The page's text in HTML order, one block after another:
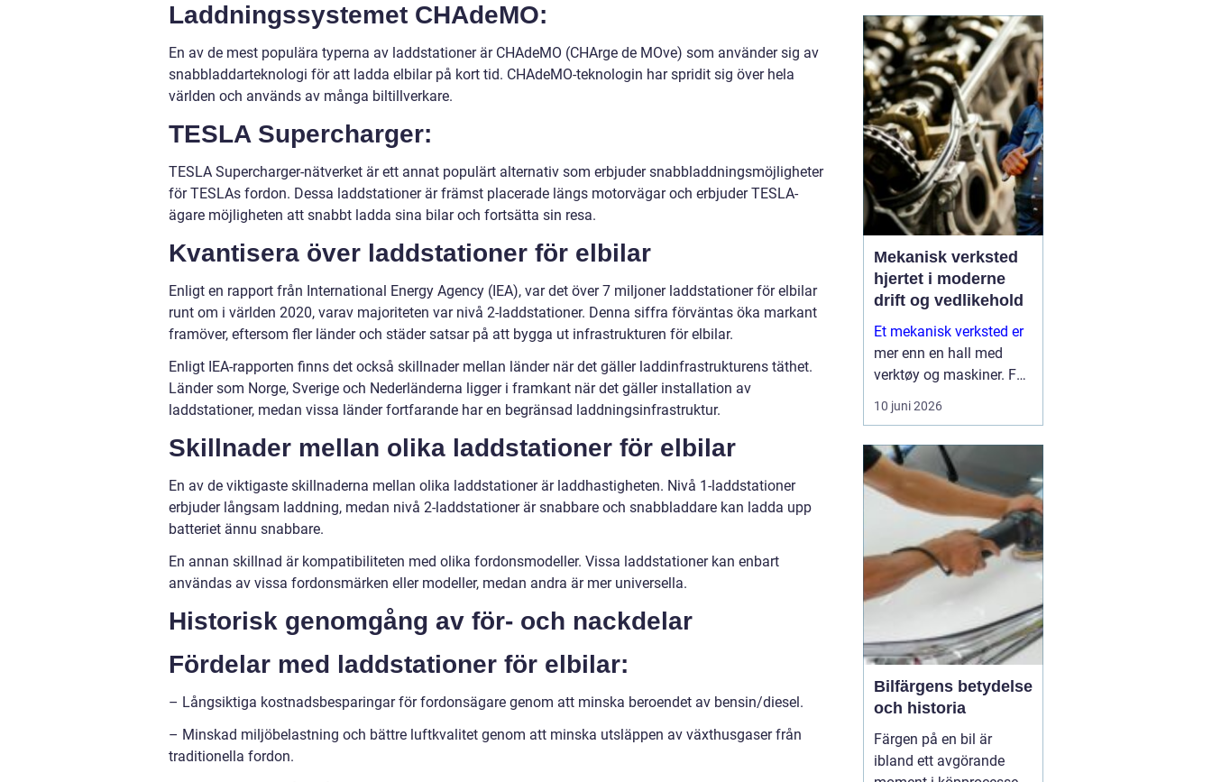
Laddningssystemet CHAdeMO:
En av de mest populära typerna av laddstationer är CHAdeMO (CHArge de MOve) som använder sig av
snabbladdarteknologi för att ladda elbilar på kort tid. CHAdeMO-teknologin har spridit sig över hela
världen och används av många biltillverkare.
TESLA Supercharger:
TESLA Supercharger-nätverket är ett annat populärt alternativ som erbjuder snabbladdningsmöjligheter
för TESLAs fordon. Dessa laddstationer är främst placerade längs motorvägar och erbjuder TESLA-
ägare möjligheten att snabbt ladda sina bilar och fortsätta sin resa.
Kvantisera över laddstationer för elbilar
Enligt en rapport från International Energy Agency (IEA), var det över 7 miljoner laddstationer för elbilar
runt om i världen 2020, varav majoriteten var nivå 2-laddstationer. Denna siffra förväntas öka markant
framöver, eftersom fler länder och städer satsar på att bygga ut infrastrukturen för elbilar.
Enligt IEA-rapporten finns det också skillnader mellan länder när det gäller laddinfrastrukturens täthet.
Länder som Norge, Sverige och Nederländerna ligger i framkant när det gäller installation av
laddstationer, medan vissa länder fortfarande har en begränsad laddningsinfrastruktur.
Skillnader mellan olika laddstationer för elbilar
En av de viktigaste skillnaderna mellan olika laddstationer är laddhastigheten. Nivå 1-laddstationer
erbjuder långsam laddning, medan nivå 2-laddstationer är snabbare och snabbladdare kan ladda upp
batteriet ännu snabbare.
En annan skillnad är kompatibiliteten med olika fordonsmodeller. Vissa laddstationer kan enbart
användas av vissa fordonsmärken eller modeller, medan andra är mer universella.
Historisk genomgång av för- och nackdelar
Fördelar med laddstationer för elbilar:
– Långsiktiga kostnadsbesparingar för fordonsägare genom att minska beroendet av bensin/diesel.
– Minskad miljöbelastning och bättre luftkvalitet genom att minska utsläppen av växthusgaser från
traditionella fordon.
fortfarande fungerar? I
storstadsområdet kring
Stockholm har behovet
av
Mekanisk verksted
hjertet i moderne
drift og vedlikehold
Et mekanisk verksted er
mer enn en hall med
verktøy og maskiner. For
mange bedrifter er
verkstedet selve
gjør at produksjon,
anleggsdrift og transport
ikke stopper opp. Her k...
10 juni 2026
Bilfärgens betydelse
och historia
Färgen på en bil är
ibland ett avgörande